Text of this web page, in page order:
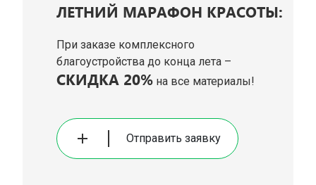
ЛЕТНИЙ МАРАФОН КРАСОТЫ:
При заказе комплексного
благоустройства до конца лета –
СКИДКА 20% на все материалы!
Отправить заявку